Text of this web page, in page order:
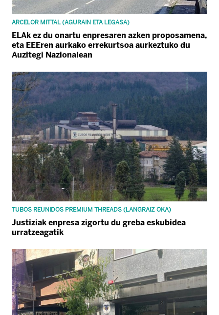
ARCELOR MITTAL (AGURAIN ETA LEGASA)
ELAk ez du onartu enpresaren azken proposamena,
eta EEEren aurkako errekurtsoa aurkeztuko du
Auzitegi Nazionalean
TUBOS REUNIDOS PREMIUM THREADS (LANGRAIZ OKA)
Justiziak enpresa zigortu du greba eskubidea
urratzeagatik